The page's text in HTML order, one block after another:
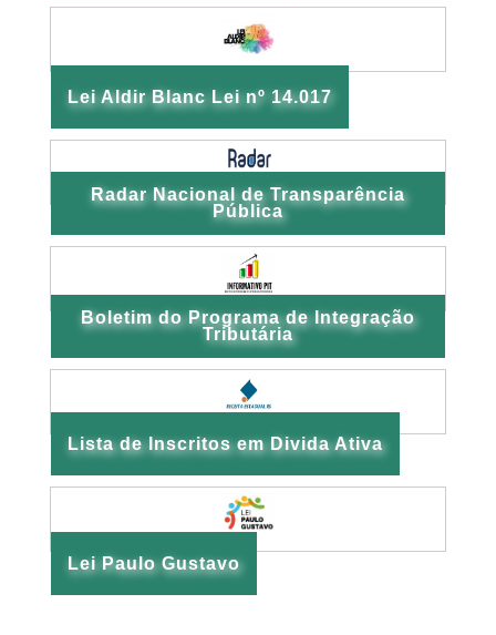
Lei Aldir Blanc Lei nº 14.017
Radar Nacional de Transparência
Pública
Boletim do Programa de Integração
Tributária
Lista de Inscritos em Divida Ativa
Lei Paulo Gustavo